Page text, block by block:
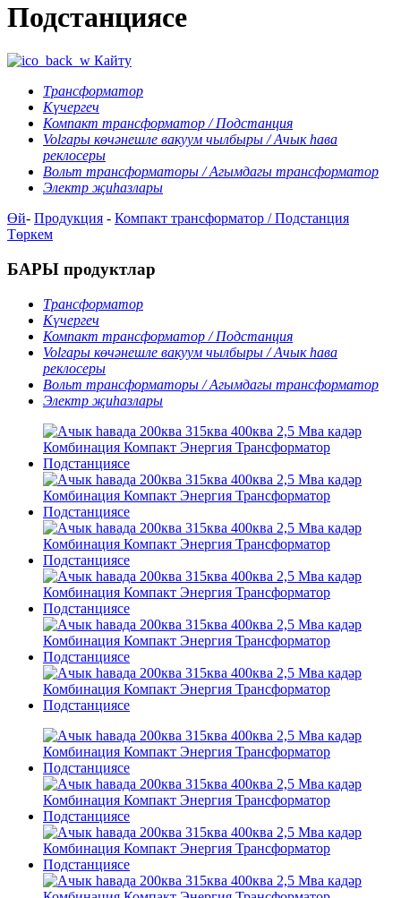
Подстанциясе
Кайту
Трансформатор
Күчергеч
Компакт трансформатор / Подстанция
Volгары көчәнешле вакуум чылбыры / Ачык һава
реклосеры
Вольт трансформаторы / Агымдагы трансформатор
Электр җиһазлары
Өй- Продукция - Компакт трансформатор / Подстанция
Төркем
БАРЫ продуктлар
Трансформатор
Күчергеч
Компакт трансформатор / Подстанция
Volгары көчәнешле вакуум чылбыры / Ачык һава
реклосеры
Вольт трансформаторы / Агымдагы трансформатор
Электр җиһазлары